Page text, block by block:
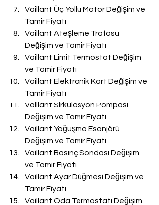
Vaillant Üç Yollu Motor Değişim ve
Tamir Fiyatı
Vaillant Ateşleme Trafosu
Değişim ve Tamir Fiyatı
Vaillant Limit Termostat Değişim
ve Tamir Fiyatı
Vaillant Elektronik Kart Değişim ve
Tamir Fiyatı
Vaillant Sirkülasyon Pompası
Değişim ve Tamir Fiyatı
Vaillant Yoğuşma Esanjörü
Değişim ve Tamir Fiyatı
Vaillant Basınç Sondası Değişim
ve Tamir Fiyatı
Vaillant Ayar Düğmesi Değişim ve
Tamir Fiyatı
Vaillant Oda Termostatı Değişim